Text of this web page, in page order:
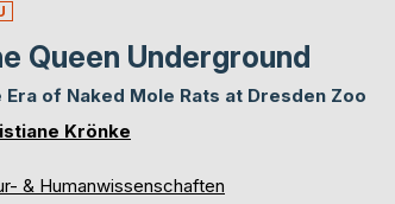
Queen Underground
Era of Naked Mole Rats at Dresden Zoo
Krönke
& Humanwissenschaften